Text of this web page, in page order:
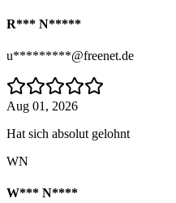
R*** N*****
u*********@freenet.de
Aug 01, 2026
Hat sich absolut gelohnt
WN
W*** N****